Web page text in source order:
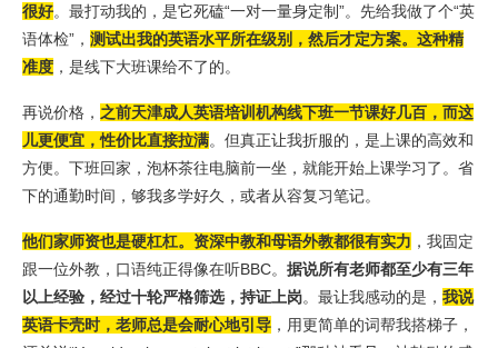
很好。最打动我的，是它死磕“一对一量身定制”。先给我做了个“英
语体检”， 测试出我的英语水平所在级别，然后才定方案。这种精
准度 ，是线下大班课给不了的。
再说价格， 之前天津成人英语培训机构线下班一节课好几百，而这
儿更便宜，性价比直接拉满。但真正让我折服的，是上课的高效和
方便。下班回家，泡杯茶往电脑前一坐，就能开始上课学习了。省
下的通勤时间，够我多学好久，或者从容复习笔记。
他们家师资也是硬杠杠。资深中教和母语外教都很有实力 ，我固定
跟一位外教，口语纯正得像在听BBC。 据说所有老师都至少有三年
以上经验，经过十轮严格筛选，持证上岗。最让我感动的是， 我说
英语卡壳时，老师总是会耐心地引导 ，用更简单的词帮我搭梯子，